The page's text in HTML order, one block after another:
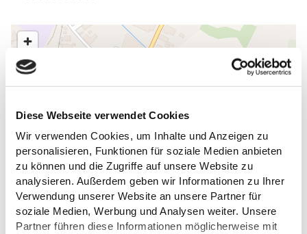
Diese Webseite verwendet Cookies
Wir verwenden Cookies, um Inhalte und Anzeigen zu
personalisieren, Funktionen für soziale Medien anbieten
zu können und die Zugriffe auf unsere Website zu
analysieren. Außerdem geben wir Informationen zu Ihrer
Verwendung unserer Website an unsere Partner für
soziale Medien, Werbung und Analysen weiter. Unsere
Partner führen diese Informationen möglicherweise mit